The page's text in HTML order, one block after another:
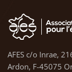
AFES c/o Inrae,
Ardon, F-45075